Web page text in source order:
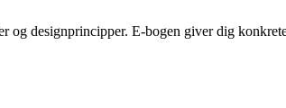
designprincipper. E-bogen giver dig